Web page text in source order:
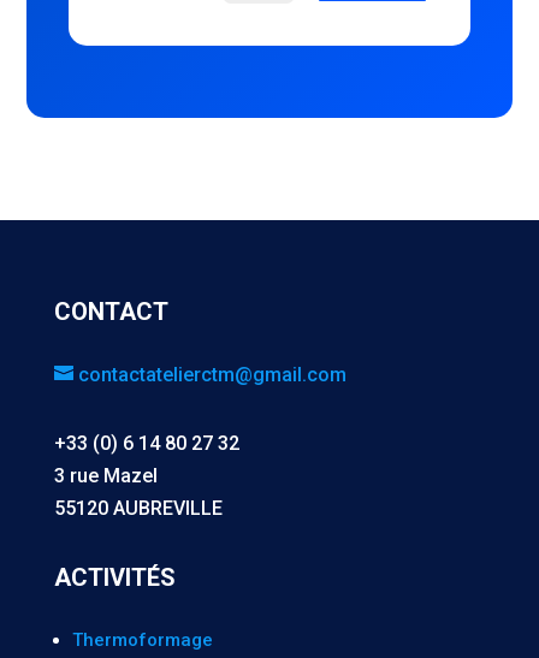
CONTACT
contactatelierctm@gmail.com
+33 (0) 6 14 80 27 32
3 rue Mazel
55120 AUBREVILLE
ACTIVITÉS
Thermoformage